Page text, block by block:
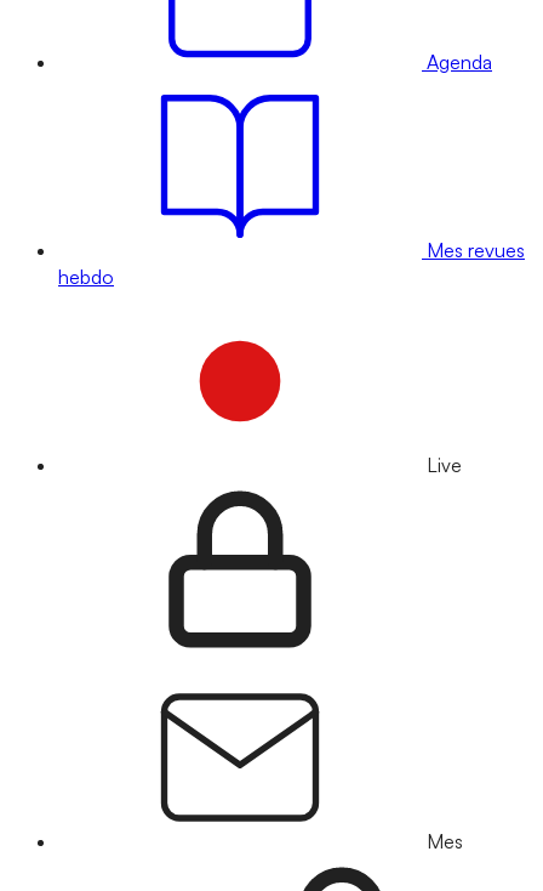
Agenda
Mes revues
hebdo
Live
Mes